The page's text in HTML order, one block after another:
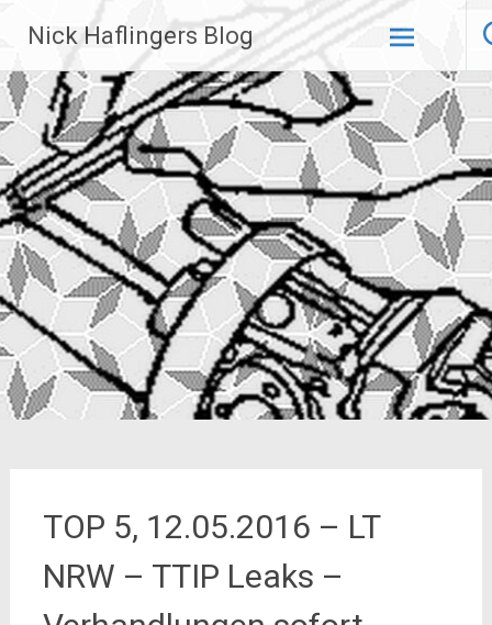
Inhalt
springen
Nick Haflingers Blog
TOP 5, 12.05.2016 – LT
NRW – TTIP Leaks –